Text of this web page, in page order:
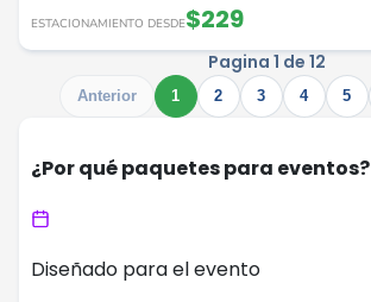
ESTACIONAMIENTO DESDE$229
Pagina 1 de 12
Anterior 1 2 3 4 5
¿Por qué paquetes para eventos?
Diseñado para el evento